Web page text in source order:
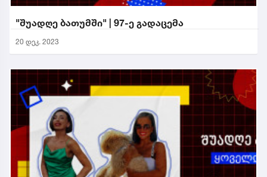
"შუადღე ბათუმში" | 97-ე გადაცემა
20 დეკ. 2023